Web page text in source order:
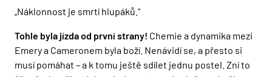
„Náklonnost je smrtí hlupáků."
Tohle byla jízda od první strany! Chemie a dynamika mezi
Emery a Cameronem byla boží. Nenávidí se, a přesto si
musí pomáhat – a k tomu ještě sdílet jednu postel. Zní to